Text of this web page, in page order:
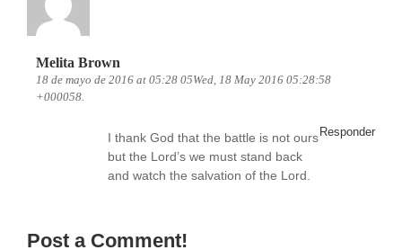
Melita Brown
18 de mayo de 2016 at 05:28 05Wed, 18 May 2016 05:28:58
+000058.
Responder
I thank God that the battle is not ours
but the Lord’s we must stand back
and watch the salvation of the Lord.
Post a Comment!